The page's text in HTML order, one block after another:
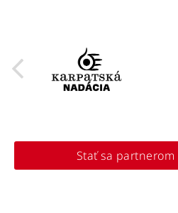
Stať sa partnerom